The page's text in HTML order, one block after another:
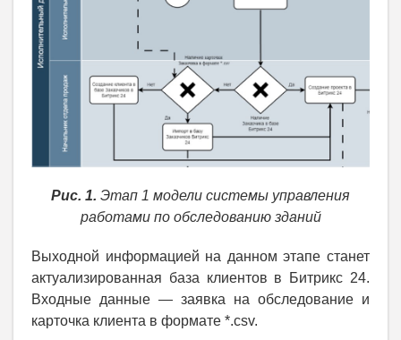
Рис. 1. Этап 1 модели системы управления
работами по обследованию зданий
Выходной информацией на данном этапе станет
актуализированная база клиентов в Битрикс 24.
Входные данные — заявка на обследование и
карточка клиента в формате *.csv.